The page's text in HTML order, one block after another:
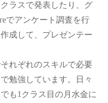
ラスで発表したり、グ
でアンケート調査を行
成して、プレゼンテー
れぞれのスキルで必要
勉強しています。日々
も1クラス目の月水金に